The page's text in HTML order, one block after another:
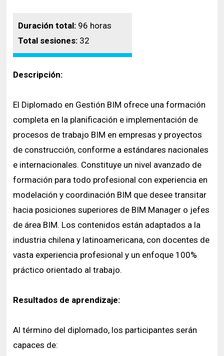
Duración total: 96 horas
Total sesiones: 32
Descripción:
El Diplomado en Gestión BIM ofrece una formación
completa en la planificación e implementación de
procesos de trabajo BIM en empresas y proyectos
de construcción, conforme a estándares nacionales
e internacionales. Constituye un nivel avanzado de
formación para todo profesional con experiencia en
modelación y coordinación BIM que desee transitar
hacia posiciones superiores de BIM Manager o jefes
de área BIM. Los contenidos están adaptados a la
industria chilena y latinoamericana, con docentes de
vasta experiencia profesional y un enfoque 100%
práctico orientado al trabajo.
Resultados de aprendizaje:
Al término del diplomado, los participantes serán
capaces de: